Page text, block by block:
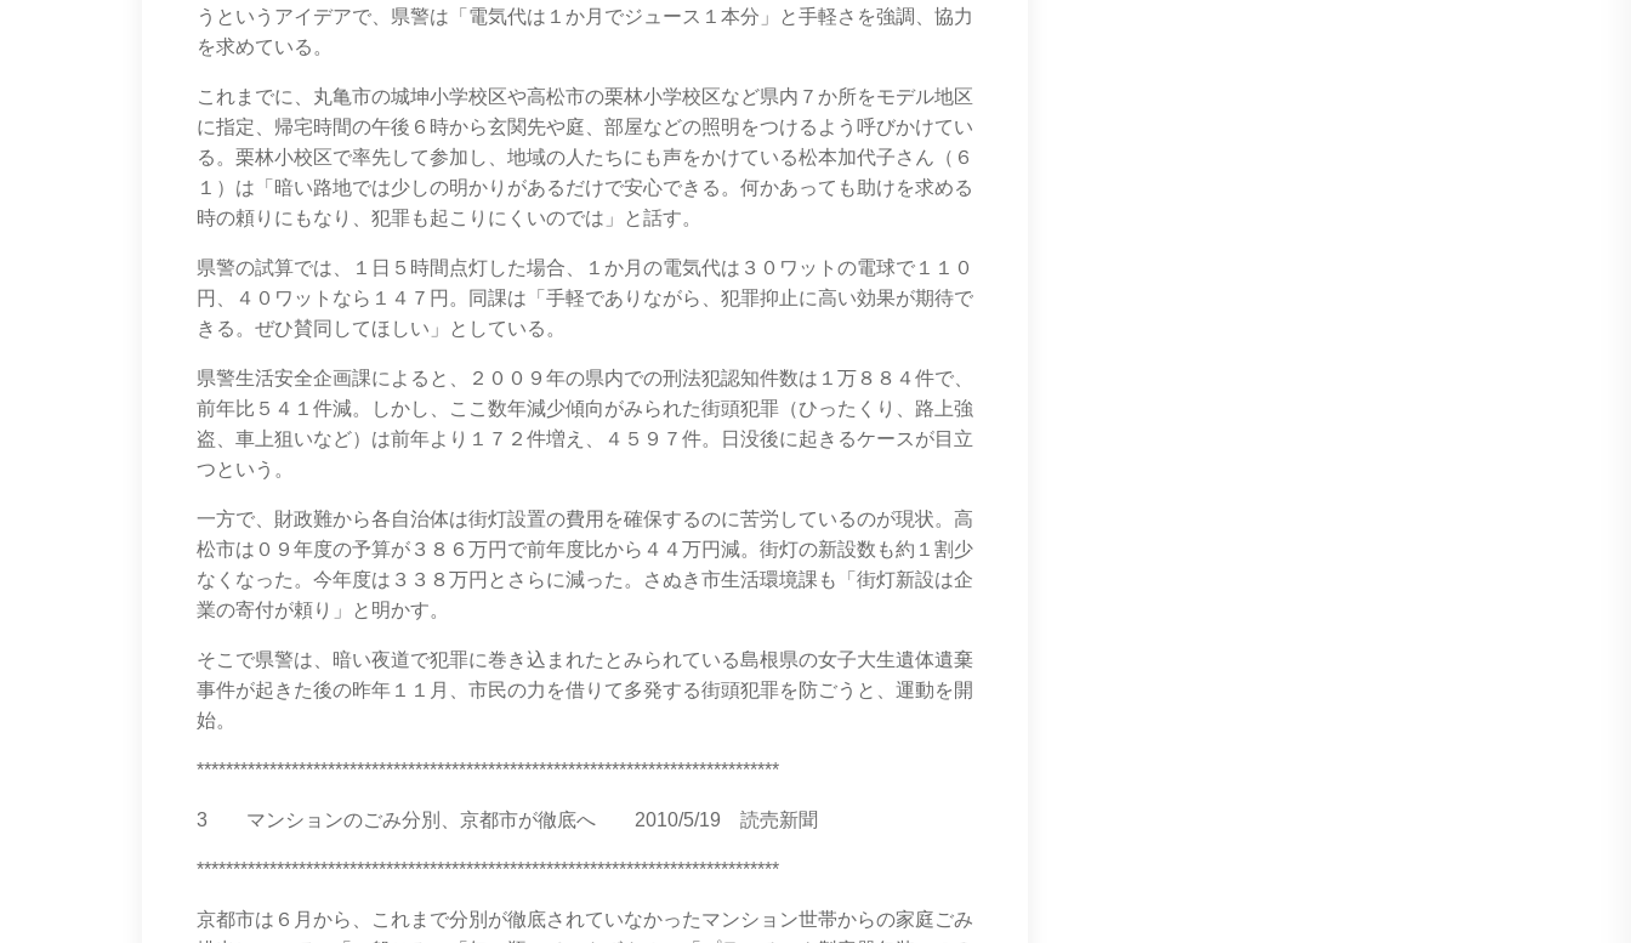
うというアイデアで、県警は「電気代は１か月でジュース１本分」と手軽さを強調、協力
を求めている。
これまでに、丸亀市の城坤小学校区や高松市の栗林小学校区など県内７か所をモデル地区
に指定、帰宅時間の午後６時から玄関先や庭、部屋などの照明をつけるよう呼びかけてい
る。栗林小校区で率先して参加し、地域の人たちにも声をかけている松本加代子さん（６
１）は「暗い路地では少しの明かりがあるだけで安心できる。何かあっても助けを求める
時の頼りにもなり、犯罪も起こりにくいのでは」と話す。
県警の試算では、１日５時間点灯した場合、１か月の電気代は３０ワットの電球で１１０
円、４０ワットなら１４７円。同課は「手軽でありながら、犯罪抑止に高い効果が期待で
きる。ぜひ賛同してほしい」としている。
県警生活安全企画課によると、２００９年の県内での刑法犯認知件数は１万８８４件で、
前年比５４１件減。しかし、ここ数年減少傾向がみられた街頭犯罪（ひったくり、路上強
盗、車上狙いなど）は前年より１７２件増え、４５９７件。日没後に起きるケースが目立
つという。
一方で、財政難から各自治体は街灯設置の費用を確保するのに苦労しているのが現状。高
松市は０９年度の予算が３８６万円で前年度比から４４万円減。街灯の新設数も約１割少
なくなった。今年度は３３８万円とさらに減った。さぬき市生活環境課も「街灯新設は企
業の寄付が頼り」と明かす。
そこで県警は、暗い夜道で犯罪に巻き込まれたとみられている島根県の女子大生遺体遺棄
事件が起きた後の昨年１１月、市民の力を借りて多発する街頭犯罪を防ごうと、運動を開
始。
********************************************************************************
3 マンションのごみ分別、京都市が徹底へ 2010/5/19 読売新聞
********************************************************************************
京都市は６月から、これまで分別が徹底されていなかったマンション世帯からの家庭ごみ